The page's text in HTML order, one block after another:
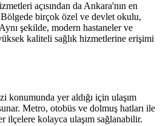
açısından da Ankara'nın en
birçok özel ve devlet okulu,
şekilde, modern hastaneler ve
kaliteli sağlık hizmetlerine erişimi
konumunda yer aldığı için ulaşım
Metro, otobüs ve dolmuş hatları ile
ilçelere kolayca ulaşım sağlanabilir.